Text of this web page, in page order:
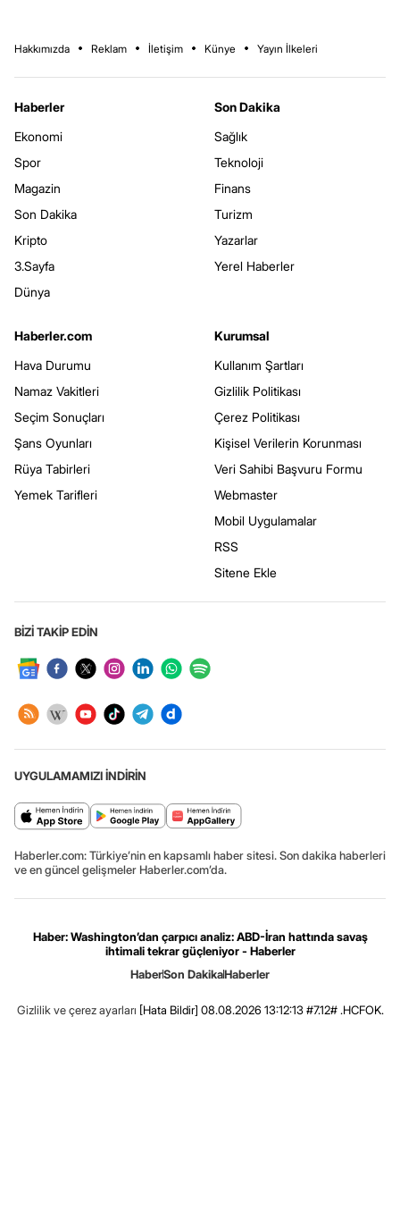
Hakkımızda Reklam İletişim Künye Yayın İlkeleri
Haberler
Ekonomi
Spor
Magazin
Son Dakika
Kripto
3.Sayfa
Dünya
Son Dakika
Sağlık
Teknoloji
Finans
Turizm
Yazarlar
Yerel Haberler
Haberler.com
Hava Durumu
Namaz Vakitleri
Seçim Sonuçları
Şans Oyunları
Rüya Tabirleri
Yemek Tarifleri
Kurumsal
Kullanım Şartları
Gizlilik Politikası
Çerez Politikası
Kişisel Verilerin Korunması
Veri Sahibi Başvuru Formu
Webmaster
Mobil Uygulamalar
RSS
Sitene Ekle
BİZİ TAKİP EDİN
UYGULAMAMIZI İNDİRİN
Haberler.com: Türkiye’nin en kapsamlı haber sitesi. Son dakika haberleri
ve en güncel gelişmeler Haberler.com’da.
Haber: Washington’dan çarpıcı analiz: ABD-İran hattında savaş
ihtimali tekrar güçleniyor - Haberler
HaberSon DakikaHaberler
Gizlilik ve çerez ayarları [Hata Bildir] 08.08.2026 13:12:13 #7.12# .HCFOK.